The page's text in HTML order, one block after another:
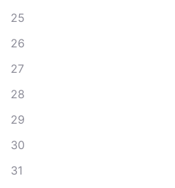
25
26
27
28
29
30
31